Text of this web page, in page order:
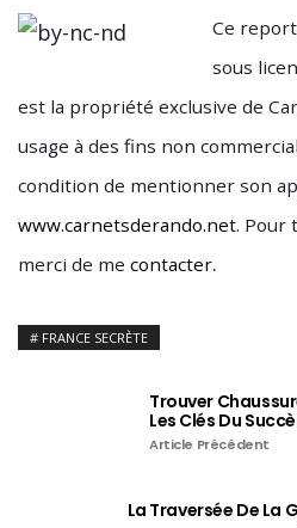
Ce
sous
est la propriété exclusive de
usage à des fins non
condition de mentionner son
www.carnetsderando.net. Pour
merci de me contacter.
FRANCE SECRÈTE
Trouver
Les Clés Du
Article Précédent
La Traversée De La